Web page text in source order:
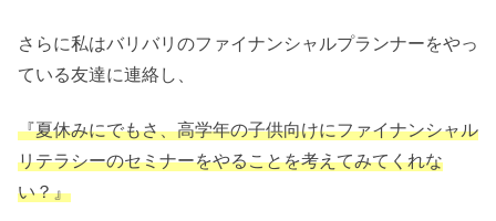
さらに私はバリバリのファイナンシャルプランナーをやっ
ている友達に連絡し、
『夏休みにでもさ、高学年の子供向けにファイナンシャル
リテラシーのセミナーをやることを考えてみてくれな
い？』